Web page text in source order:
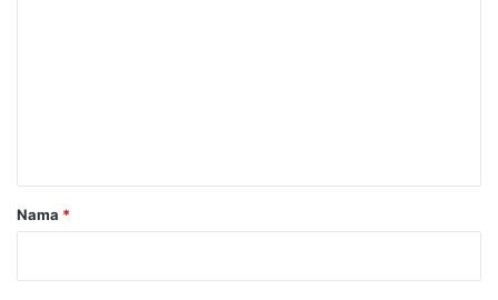
rNama *